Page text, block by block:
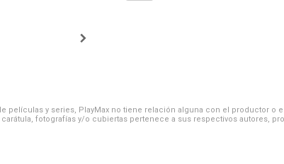
películas y series, PlayMax no tiene relación alguna con el productor o
fotografías y/o cubiertas pertenece a sus respectivos autores,